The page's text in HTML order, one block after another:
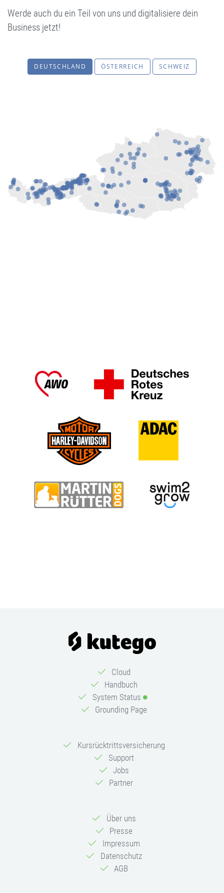
Werde auch du ein Teil von uns und digitalisiere dein
Business jetzt!
DEUTSCHLAND ÖSTERREICH SCHWEIZ
Cloud
Handbuch
System Status
Grounding Page
Kursrücktrittsversicherung
Support
Jobs
Partner
Über uns
Presse
Impressum
Datenschutz
AGB